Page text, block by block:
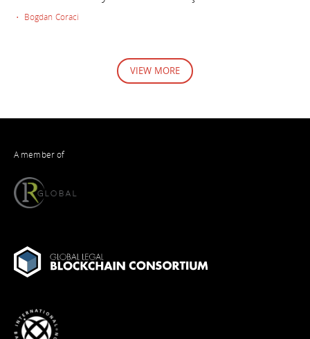
• Bogdan Coraci
VIEW MORE
A member of